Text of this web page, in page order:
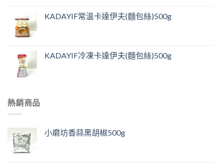
KADAYIF常溫卡達伊夫(麵包絲)500g
KADAYIF冷凍卡達伊夫(麵包絲)500g
熱銷商品
小磨坊香蒜黑胡椒500g